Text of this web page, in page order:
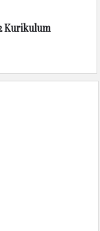
Kurikulum